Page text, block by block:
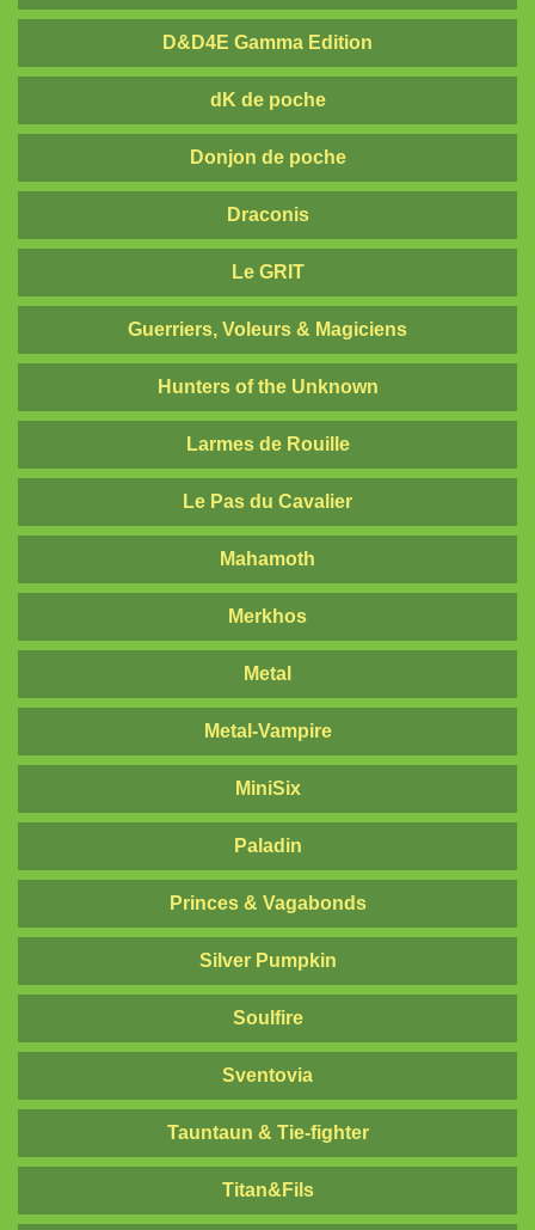
D&D4E Gamma Edition
dK de poche
Donjon de poche
Draconis
Le GRIT
Guerriers, Voleurs & Magiciens
Hunters of the Unknown
Larmes de Rouille
Le Pas du Cavalier
Mahamoth
Merkhos
Metal
Metal-Vampire
MiniSix
Paladin
Princes & Vagabonds
Silver Pumpkin
Soulfire
Sventovia
Tauntaun & Tie-fighter
Titan&Fils